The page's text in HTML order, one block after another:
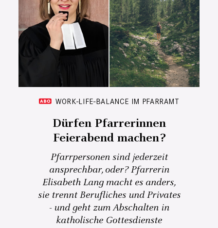
WORK-LIFE-BALANCE IM PFARRAMT
Dürfen Pfarrerinnen
Feierabend machen?
Pfarrpersonen sind jederzeit
ansprechbar, oder? Pfarrerin
Elisabeth Lang macht es anders,
sie trennt Berufliches und Privates
- und geht zum Abschalten in
katholische Gottesdienste